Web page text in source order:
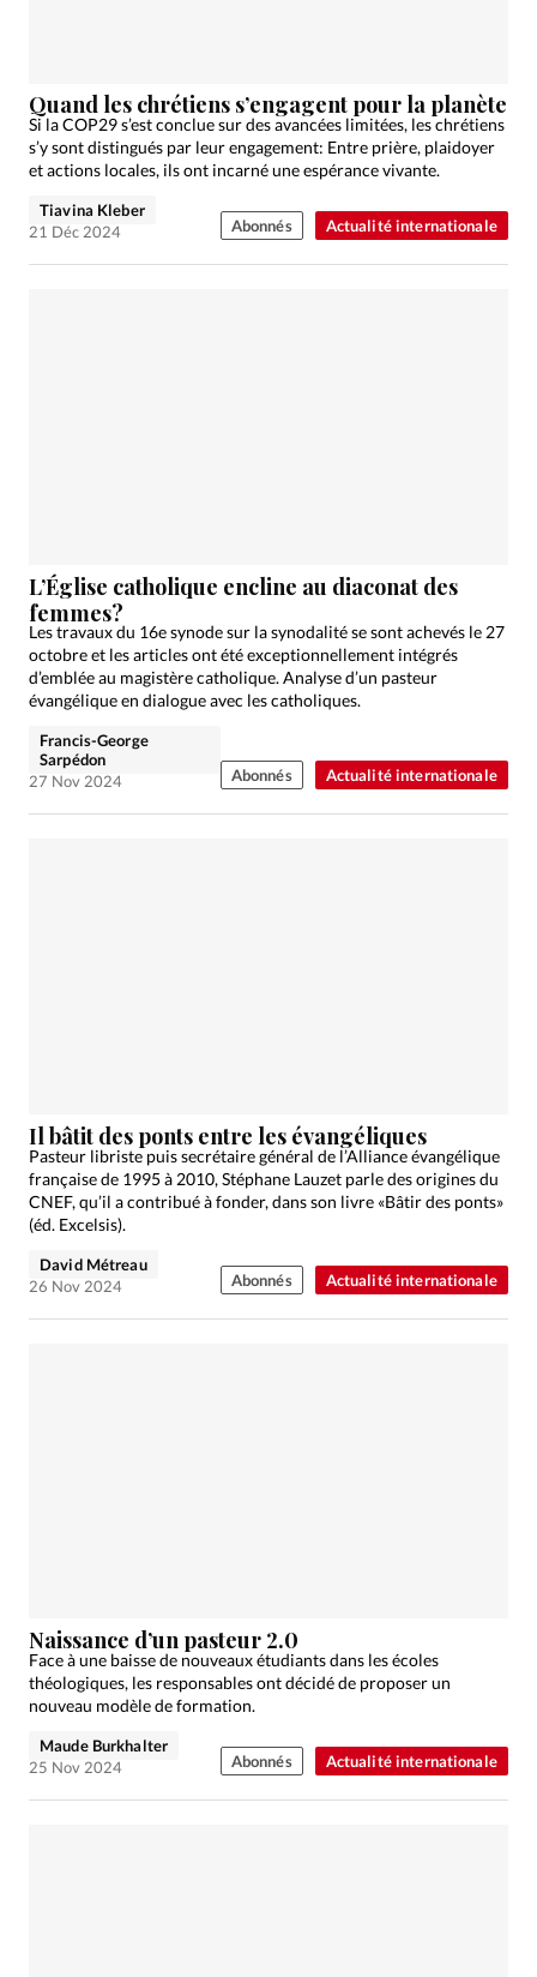
RUBRIQUES
Tous les articles
Actualité chrétienne
Actualité internationale
Chronique
Culture
Opinions
Publireportage
Relations Aujourd'hui
Société
Tour du monde des Eglises
Trait d'Ixène
Actualité internationale
Quand les chrétiens s’engagent pour la planète
Si la COP29 s’est conclue sur des avancées limitées, les chrétiens
s’y sont distingués par leur engagement: Entre prière, plaidoyer
et actions locales, ils ont incarné une espérance vivante.
Tiavina Kleber
21 Déc 2024
Abonnés
Actualité internationale
L’Église catholique encline au diaconat des
femmes?
Les travaux du 16e synode sur la synodalité se sont achevés le 27
octobre et les articles ont été exceptionnellement intégrés
d’emblée au magistère catholique. Analyse d’un pasteur
évangélique en dialogue avec les catholiques.
Francis-George
Sarpédon
27 Nov 2024
Abonnés
Actualité internationale
Il bâtit des ponts entre les évangéliques
Pasteur libriste puis secrétaire général de l’Alliance évangélique
française de 1995 à 2010, Stéphane Lauzet parle des origines du
CNEF, qu’il a contribué à fonder, dans son livre «Bâtir des ponts»
(éd. Excelsis).
David Métreau
26 Nov 2024
Abonnés
Actualité internationale
Naissance d’un pasteur 2.0
Face à une baisse de nouveaux étudiants dans les écoles
théologiques, les responsables ont décidé de proposer un
nouveau modèle de formation.
Maude Burkhalter
25 Nov 2024
Abonnés